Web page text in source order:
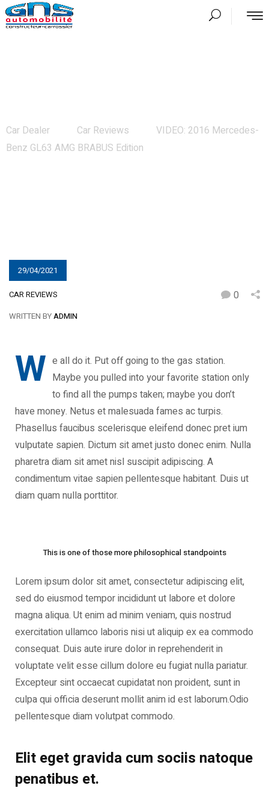
Car Dealer Car Reviews
VIDEO: 2016 Mercedes-
Benz GL63 AMG BRABUS Edition
29/04/2021
CAR REVIEWS 0
WRITTEN BYADMIN
W e all do it. Put off going to the gas station.
Maybe you pulled into your favorite station only
to find all the pumps taken; maybe you don’t
have money. Netus et malesuada fames ac turpis.
Phasellus faucibus scelerisque eleifend donec pret ium
vulputate sapien. Dictum sit amet justo donec enim. Nulla
pharetra diam sit amet nisl suscipit adipiscing. A
condimentum vitae sapien pellentesque habitant. Duis ut
diam quam nulla porttitor.
This is one of those more philosophical standpoints
Lorem ipsum dolor sit amet, consectetur adipiscing elit,
sed do eiusmod tempor incididunt ut labore et dolore
magna aliqua. Ut enim ad minim veniam, quis nostrud
exercitation ullamco laboris nisi ut aliquip ex ea commodo
consequat. Duis aute irure dolor in reprehenderit in
voluptate velit esse cillum dolore eu fugiat nulla pariatur.
Excepteur sint occaecat cupidatat non proident, sunt in
culpa qui officia deserunt mollit anim id est laborum.Odio
pellentesque diam volutpat commodo.
Elit eget gravida cum sociis natoque
penatibus et.